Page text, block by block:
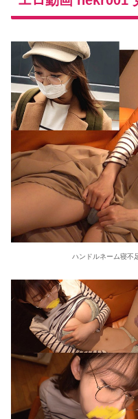
ハンドルネーム寝不